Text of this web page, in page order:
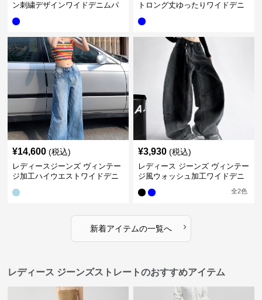
ン刺繍デザインワイドデニムパ
トロング丈ゆったりワイドデニ
¥14,600 (税込)
レディースジーンズ ヴィンテー
ジ加工ハイウエストワイドデニ
¥3,930 (税込)
レディース ジーンズ ヴィンテー
ジ風ウォッシュ加工ワイドデニ
全2色
新着アイテムの一覧へ ›
レディース ジーンズストレートのおすすめアイテム